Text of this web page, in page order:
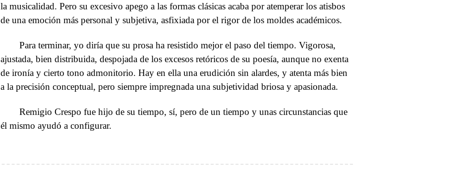
la musicalidad. Pero su excesivo apego a las formas clásicas acaba por atemperar los atisbos
de una emoción más personal y subjetiva, asfixiada por el rigor de los moldes académicos.
Para terminar, yo diría que su prosa ha resistido mejor el paso del tiempo. Vigorosa,
ajustada, bien distribuida, despojada de los excesos retóricos de su poesía, aunque no exenta
de ironía y cierto tono admonitorio. Hay en ella una erudición sin alardes, y atenta más bien
a la precisión conceptual, pero siempre impregnada una subjetividad briosa y apasionada.
Remigio Crespo fue hijo de su tiempo, sí, pero de un tiempo y unas circunstancias que
él mismo ayudó a configurar.